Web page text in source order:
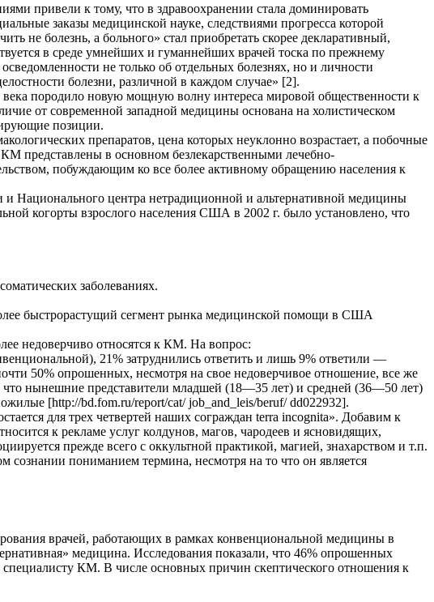
привели к тому, что в здравоохранении стала доминировать
заказы медицинской науке, следствиями прогресса которой
не болезнь, а больного» стал приобретать скорее декларативный,
в среде умнейших и гуманнейших врачей тоска по прежнему
не только об отдельных болезнях, но и личности
болезни, различной в каждом случае» [2].
века породило новую мощную волну интереса мировой общественности к
от современной западной медицины основана на холистическом
позиции.
препаратов, цена которых неуклонно возрастает, а побочные
представлены в основном безлекарственными лечебно-
побуждающим ко все более активному обращению населения к
Национального центра нетрадиционной и альтернативной медицины
когорты взрослого населения США в 2002 г. было установлено, что
заболеваниях.
быстрорастущий сегмент рынка медицинской помощи в США
недоверчиво относятся к КМ. На вопрос:
21% затруднились ответить и лишь 9% ответили —
50% опрошенных, несмотря на свое недоверчивое отношение, все же
нынешние представители младшей (18—35 лет) и средней (36—50 лет)
[http://bd.fom.ru/report/cat/ job_and_leis/beruf/ dd022932].
для трех четвертей наших сограждан terra incognita». Добавим к
к рекламе услуг колдунов, магов, чародеев и ясновидящих,
прежде всего с оккультной практикой, магией, знахарством и т.п.
пониманием термина, несмотря на то что он является
врачей, работающих в рамках конвенциональной медицины в
медицина. Исследования показали, что 46% опрошенных
КМ. В числе основных причин скептического отношения к